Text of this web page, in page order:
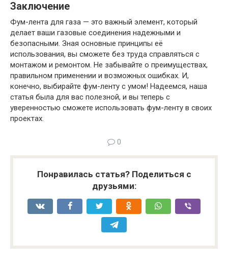
Заключение
Фум-лента для газа — это важный элемент, который
делает ваши газовые соединения надежными и
безопасными. Зная основные принципы её
использования, вы сможете без труда справляться с
монтажом и ремонтом. Не забывайте о преимуществах,
правильном применении и возможных ошибках. И,
конечно, выбирайте фум-ленту с умом! Надеемся, наша
статья была для вас полезной, и вы теперь с
уверенностью сможете использовать фум-ленту в своих
проектах.
0
Понравилась статья? Поделиться с
друзьями: